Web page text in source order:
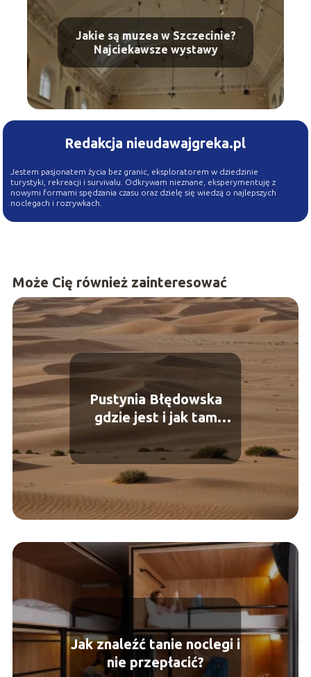
Jakie są muzea w Szczecinie?
Najciekawsze wystawy
Redakcja nieudawajgreka.pl
Jestem pasjonatem życia bez granic, eksploratorem w dziedzinie
turystyki, rekreacji i survivalu. Odkrywam nieznane, eksperymentuję z
nowymi formami spędzania czasu oraz dzielę się wiedzą o najlepszych
noclegach i rozrywkach.
Może Cię również zainteresować
Pustynia Błędowska
gdzie jest i jak tam
Jak znaleźć tanie noclegi i
nie przepłacić?